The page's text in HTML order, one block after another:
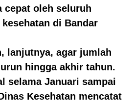
cepat oleh seluruh
di Bandar
lanjutnya, agar jumlah
hingga akhir tahun.
selama Januari sampai
Kesehatan mencatat